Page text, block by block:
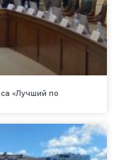
«Лучший по